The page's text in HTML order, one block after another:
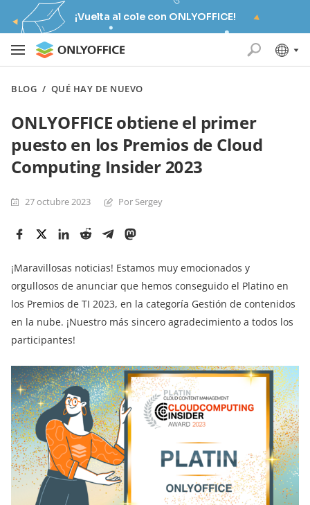
¡Vuelta al cole con ONLYOFFICE!
BLOG / QUÉ HAY DE NUEVO
ONLYOFFICE obtiene el primer
puesto en los Premios de Cloud
Computing Insider 2023
27 octubre 2023 Por Sergey
¡Maravillosas noticias! Estamos muy emocionados y
orgullosos de anunciar que hemos conseguido el Platino en
los Premios de TI 2023, en la categoría Gestión de contenidos
en la nube. ¡Nuestro más sincero agradecimiento a todos los
participantes!